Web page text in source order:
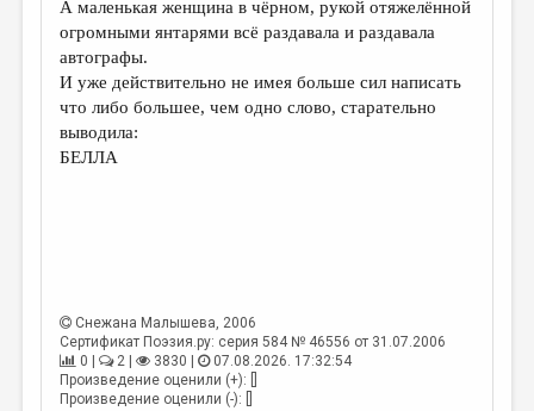
А маленькая женщина в чёрном, рукой отяжелённой
огромными янтарями всё раздавала и раздавала
автографы.
И уже действительно не имея больше сил написать
что либо большее, чем одно слово, старательно
выводила:
БЕЛЛА
Снежана Малышева, 2006
Сертификат Поэзия.ру: серия 584 № 46556 от 31.07.2006
0 |
2 | 3830 |
07.08.2026. 17:32:54
Произведение оценили (+): []
Произведение оценили (-): []